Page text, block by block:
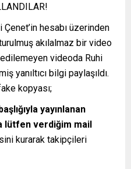
hesabı üzerinden
akılalmaz bir video
videoda Ruhi
yanıltıcı bilgi paylaşıldı.
kopyası;
yayınlanan
lütfen verdiğim mail
kurarak takipçileri